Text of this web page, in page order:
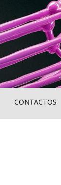
CONTACTOS